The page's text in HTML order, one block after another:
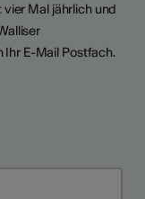
Mal jährlich und
E-Mail Postfach.